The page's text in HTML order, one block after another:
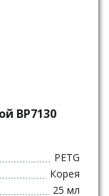
BP7130
PETG
Корея
25 мл